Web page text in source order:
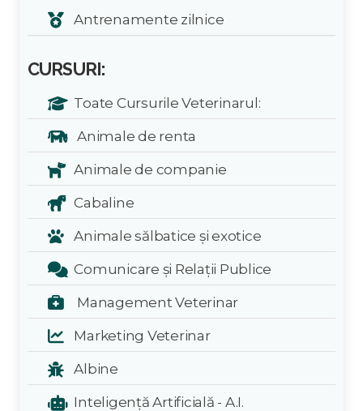
Antrenamente zilnice
CURSURI:
Toate Cursurile Veterinarul:
Animale de renta
Animale de companie
Cabaline
Animale sălbatice și exotice
Comunicare și Relații Publice
Management Veterinar
Marketing Veterinar
Albine
Inteligență Artificială - A.I.